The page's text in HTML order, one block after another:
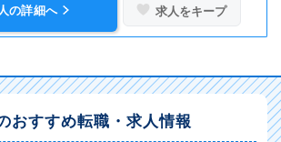
の詳細へ 求人をキープ
おすすめ転職・求人情報